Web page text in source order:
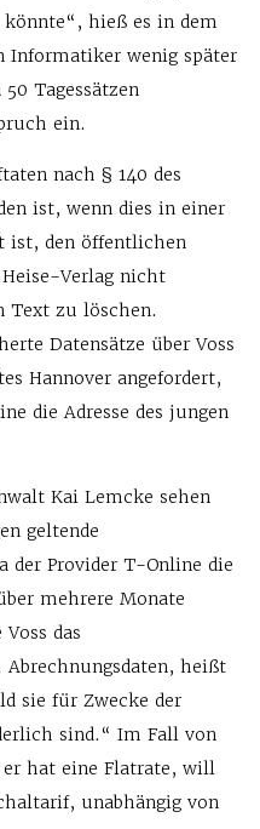
könnte“, hieß es in dem
Informatiker wenig später
Tagessätzen
ein.
nach § 140 des
ist, wenn dies in einer
ist, den öffentlichen
Verlag nicht
Text zu löschen.
Datensätze über Voss
Hannover angefordert,
die Adresse des jungen
Kai Lemcke sehen
geltende
der Provider T-Online die
mehrere Monate
das
Abrechnungsdaten, heißt
sie für Zwecke der
sind.“ Im Fall von
er hat eine Flatrate, will
unabhängig von